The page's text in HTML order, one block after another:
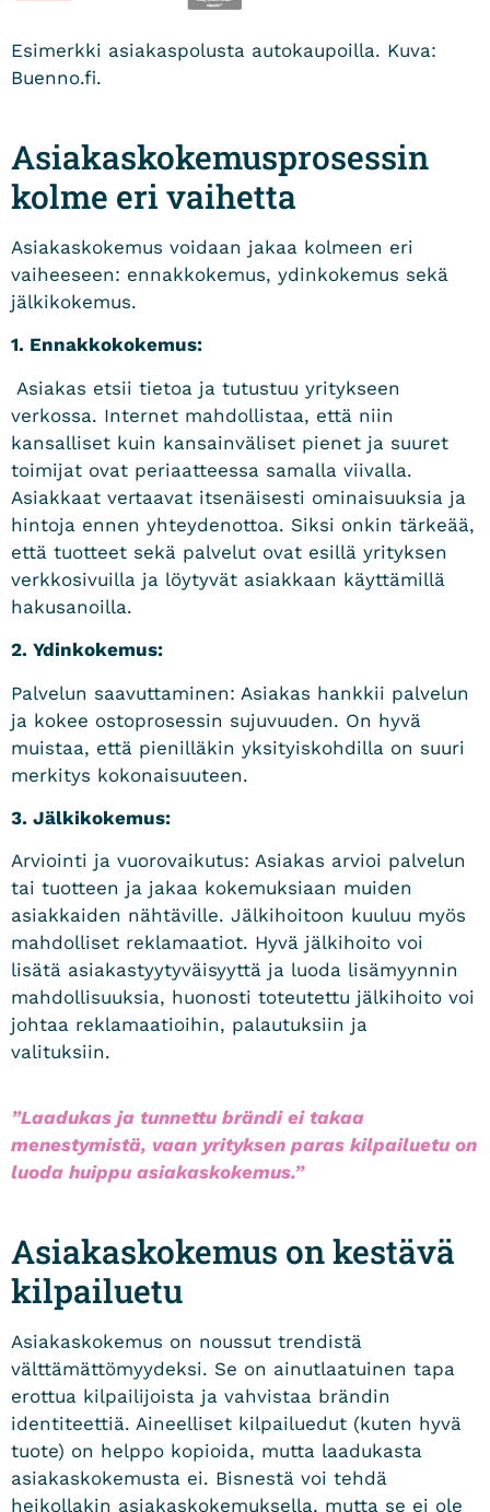
Esimerkki asiakaspolusta autokaupoilla. Kuva:
Buenno.fi.
Asiakaskokemusprosessin
kolme eri vaihetta
Asiakaskokemus voidaan jakaa kolmeen eri
vaiheeseen: ennakkokemus, ydinkokemus sekä
jälkikokemus.
1. Ennakkokokemus:
Asiakas etsii tietoa ja tutustuu yritykseen
verkossa. Internet mahdollistaa, että niin
kansalliset kuin kansainväliset pienet ja suuret
toimijat ovat periaatteessa samalla viivalla.
Asiakkaat vertaavat itsenäisesti ominaisuuksia ja
hintoja ennen yhteydenottoa. Siksi onkin tärkeää,
että tuotteet sekä palvelut ovat esillä yrityksen
verkkosivuilla ja löytyvät asiakkaan käyttämillä
hakusanoilla.
2. Ydinkokemus:
Palvelun saavuttaminen: Asiakas hankkii palvelun
ja kokee ostoprosessin sujuvuuden. On hyvä
muistaa, että pienilläkin yksityiskohdilla on suuri
merkitys kokonaisuuteen.
3. Jälkikokemus:
Arviointi ja vuorovaikutus: Asiakas arvioi palvelun
tai tuotteen ja jakaa kokemuksiaan muiden
asiakkaiden nähtäville. Jälkihoitoon kuuluu myös
mahdolliset reklamaatiot. Hyvä jälkihoito voi
lisätä asiakastyytyväisyyttä ja luoda lisämyynnin
mahdollisuuksia, huonosti toteutettu jälkihoito voi
johtaa reklamaatioihin, palautuksiin ja
valituksiin.
”Laadukas ja tunnettu brändi ei takaa
menestymistä, vaan yrityksen paras kilpailuetu on
luoda huippu asiakaskokemus.”
Asiakaskokemus on kestävä
kilpailuetu
Asiakaskokemus on noussut trendistä
välttämättömyydeksi. Se on ainutlaatuinen tapa
erottua kilpailijoista ja vahvistaa brändin
identiteettiä. Aineelliset kilpailuedut (kuten hyvä
tuote) on helppo kopioida, mutta laadukasta
asiakaskokemusta ei. Bisnestä voi tehdä
heikollakin asiakaskokemuksella, mutta se ei ole